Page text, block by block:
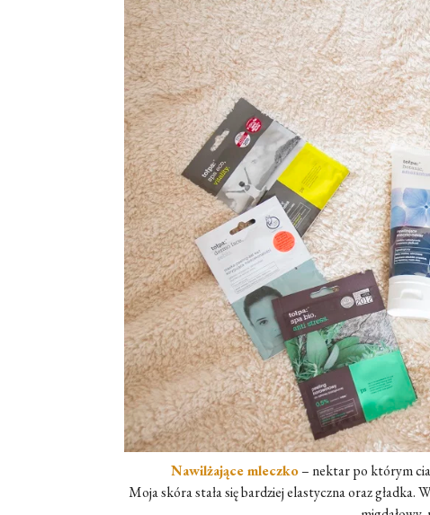
Nawilżające mleczko– nektar po którym
Moja skóra stała się bardziej elastyczna oraz gładka.